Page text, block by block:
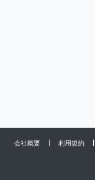
会社概要 利用規約